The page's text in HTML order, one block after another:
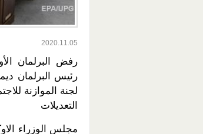
2020.11.05
رفض البرلمان
رئيس البرلمان
لجنة الموازنة
التعديلات